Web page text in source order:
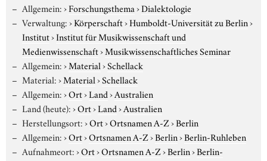
Allgemein:›Forschungsthema›Dialektologie
Verwaltung:›Körperschaft›Humboldt-Universität zu Berlin›
Institut›Institut für Musikwissenschaft und
Medienwissenschaft›Musikwissenschaftliches Seminar
Allgemein:›Material›Schellack
Material:›Material›Schellack
Allgemein:›Ort›Land›Australien
Land (heute):›Ort›Land›Australien
Herstellungsort:›Ort›Ortsnamen A-Z›Berlin
Allgemein:›Ort›Ortsnamen A-Z›Berlin›Berlin-Ruhleben
Aufnahmeort:›Ort›Ortsnamen A-Z›Berlin›Berlin-